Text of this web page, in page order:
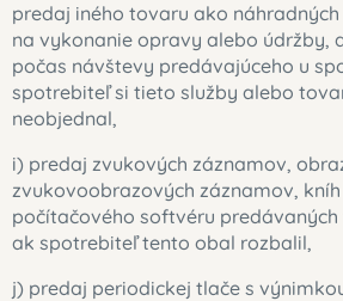
predaj iného tovaru ako
na vykonanie opravy alebo údržby,
počas návštevy predávajúceho u
spotrebiteľ si tieto služby alebo
neobjednal,
i) predaj zvukových záznamov,
zvukovoobrazových záznamov,
počítačového softvéru
ak spotrebiteľ tento obal rozbalil,
j) predaj periodickej tlače s